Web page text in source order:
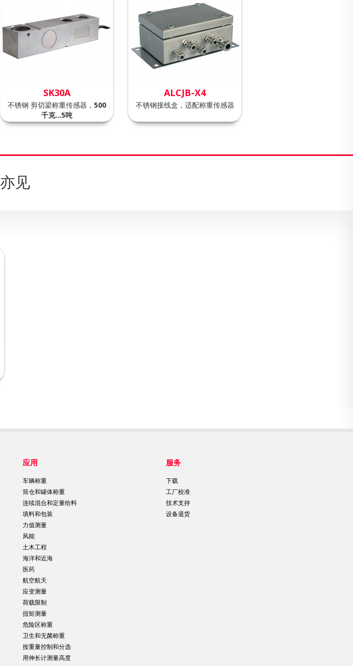
SK30A
不锈钢 剪切梁称重传感器， 500
千克…5吨
ALCJB-X4
不锈钢接线盒，适配称重传感器
亦见
应用
车辆称重
筒仓和罐体称重
连续混合和定量给料
填料和包装
力值测量
风能
土木工程
海洋和近海
医药
航空航天
应变测量
荷载限制
扭矩测量
危险区称重
卫生和无菌称重
按重量控制和分选
用伸长计测量高度
服务
下载
工厂校准
技术支持
设备退货